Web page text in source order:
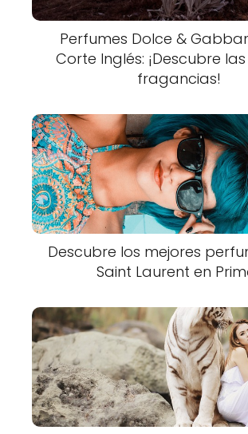
Perfumes Dolce &
Corte Inglés: ¡Descubre
fragancias!
Descubre los mejores
Saint Laurent en